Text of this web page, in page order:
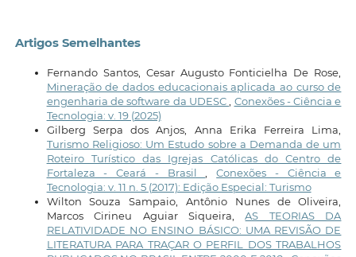
Artigos Semelhantes
Fernando Santos, Cesar Augusto Fonticielha De Rose,
Mineração de dados educacionais aplicada ao curso de
engenharia de software da UDESC
Conexões - Ciência e
Tecnologia: v. 19 (2025)
Gilberg Serpa dos Anjos, Anna Erika Ferreira Lima,
Turismo Religioso: Um Estudo sobre a Demanda de um
Roteiro Turístico das Igrejas Católicas do Centro de
Fortaleza - Ceará - Brasil
,Conexões - Ciência e
Tecnologia: v. 11 n. 5 (2017): Edição Especial: Turismo
Wilton Souza Sampaio, Antônio Nunes de Oliveira,
Marcos Cirineu Aguiar Siqueira,AS TEORIAS DA
RELATIVIDADE NO ENSINO BÁSICO: UMA REVISÃO DE
LITERATURA PARA TRAÇAR O PERFIL DOS TRABALHOS